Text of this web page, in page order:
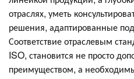
отраслях, уметь
решения, адаптированные
Соответствие отраслевым
ISO, становится не просто
преимуществом, а